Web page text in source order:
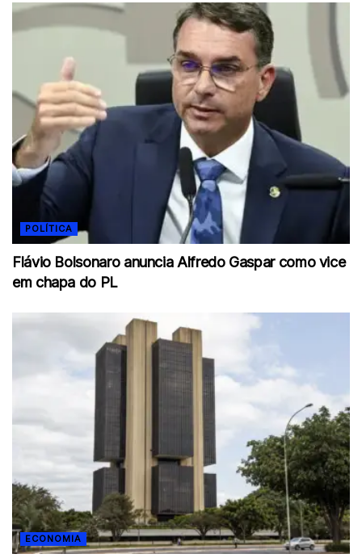
POLÍTICA
Flávio Bolsonaro anuncia Alfredo Gaspar como vice
em chapa do PL
ECONOMIA